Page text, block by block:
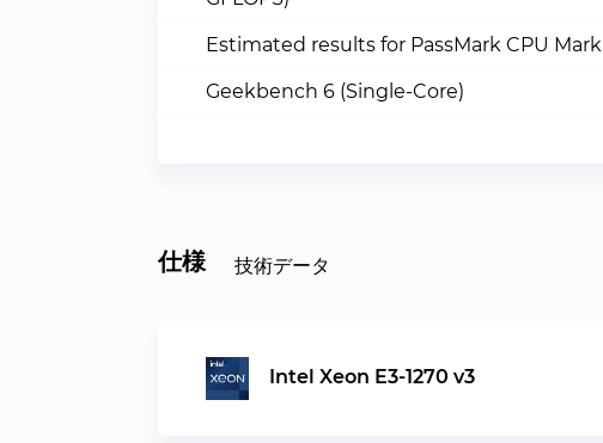
Estimated results for PassMark CPU Mark
Geekbench 6 (Single-Core)
仕様 技術データ
Intel Xeon E3-1270 v3